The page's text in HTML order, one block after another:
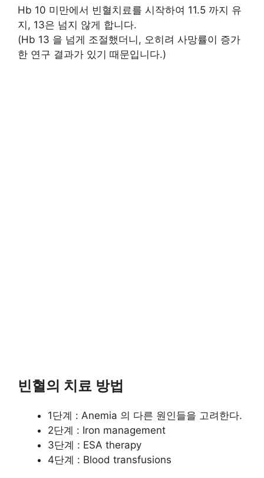
Hb 10 미만에서 빈혈치료를 시작하여 11.5 까지 유
지, 13은 넘지 않게 합니다.
(Hb 13 을 넘게 조절했더니, 오히려 사망률이 증가
한 연구 결과가 있기 때문입니다.)
빈혈의 치료 방법
1단계 : Anemia 의 다른 원인들을 고려한다.
2단계 : Iron management
3단계 : ESA therapy
4단계 : Blood transfusions